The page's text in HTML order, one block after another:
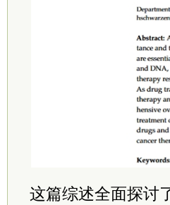
这篇综述全面探讨